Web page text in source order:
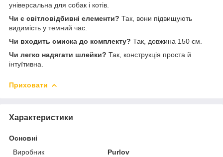
універсальна для собак і котів.
Чи є світловідбивні елементи? Так, вони підвищують
видимість у темний час.
Чи входить смиска до комплекту? Так, довжина 150 см.
Чи легко надягати шлейки? Так, конструкція проста й
інтуїтивна.
Приховати
Характеристики
Основні
Виробник
Purlov